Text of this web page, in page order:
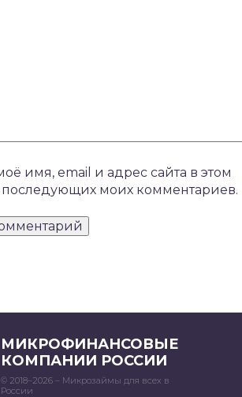
имя, email и адрес сайта в этом
последующих моих комментариев.
МИКРОФИНАНСОВЫЕ
КОМПАНИИ РОССИИ
© 2018–2026 – Микрозаймы для всех в
России